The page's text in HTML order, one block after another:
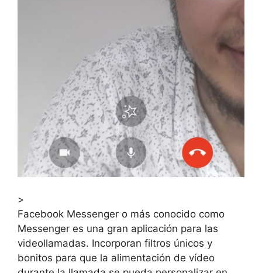
>
Facebook Messenger o más conocido como
Messenger es una gran aplicación para las
videollamadas. Incorporan filtros únicos y
bonitos para que la alimentación de vídeo